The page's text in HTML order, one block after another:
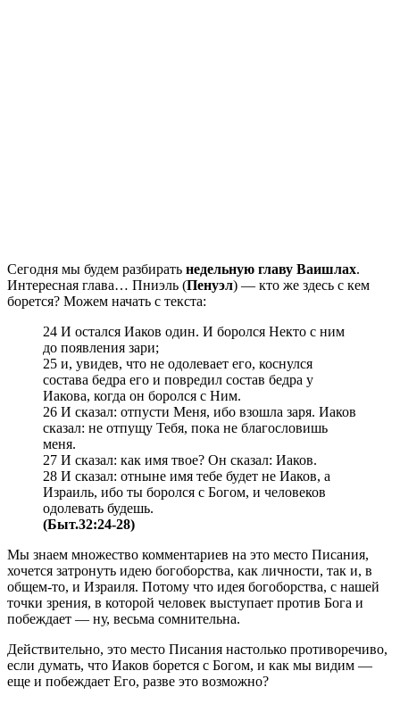
Сегодня мы будем разбирать недельную главу Ваишлах.
Интересная глава… Пниэль (Пенуэл) — кто же здесь с кем
борется? Можем начать с текста:
24 И остался Иаков один. И боролся Некто с ним
до появления зари;
25 и, увидев, что не одолевает его, коснулся
состава бедра его и повредил состав бедра у
Иакова, когда он боролся с Ним.
26 И сказал: отпусти Меня, ибо взошла заря. Иаков
сказал: не отпущу Тебя, пока не благословишь
меня.
27 И сказал: как имя твое? Он сказал: Иаков.
28 И сказал: отныне имя тебе будет не Иаков, а
Израиль, ибо ты боролся с Богом, и человеков
одолевать будешь.
(Быт.32:24-28)
Мы знаем множество комментариев на это место Писания,
хочется затронуть идею богоборства, как личности, так и, в
общем-то, и Израиля. Потому что идея богоборства, с нашей
точки зрения, в которой человек выступает против Бога и
побеждает — ну, весьма сомнительна.
Действительно, это место Писания настолько противоречиво,
если думать, что Иаков борется с Богом, и как мы видим —
еще и побеждает Его, разве это возможно?